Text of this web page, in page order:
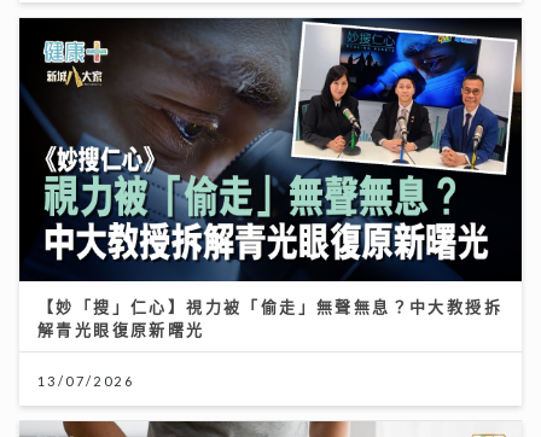
【妙「搜」仁心】視力被「偷走」無聲無息？中大教授拆
解青光眼復原新曙光
13/07/2026